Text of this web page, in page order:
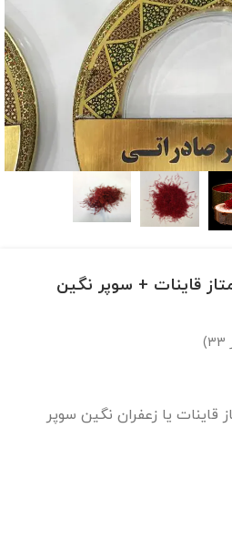
قاینات + سوپر نگین
33
)
قاینات یا زعفران نگین سوپر